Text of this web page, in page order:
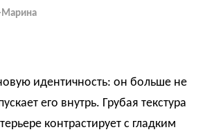
Марина
идентичность: он больше не
его внутрь. Грубая текстура
контрастирует с гладким